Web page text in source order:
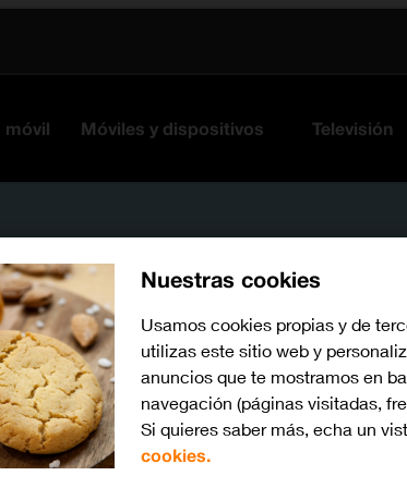
móvil Móviles y dispositivos Televisión
watchOS 11 Busca por
Nuestras cookies
Usamos cookies propias y de
utilizas este sitio web y
anuncios que te mostramos en
navegación (páginas visitadas,
Si quieres saber más, echa un
cookies.